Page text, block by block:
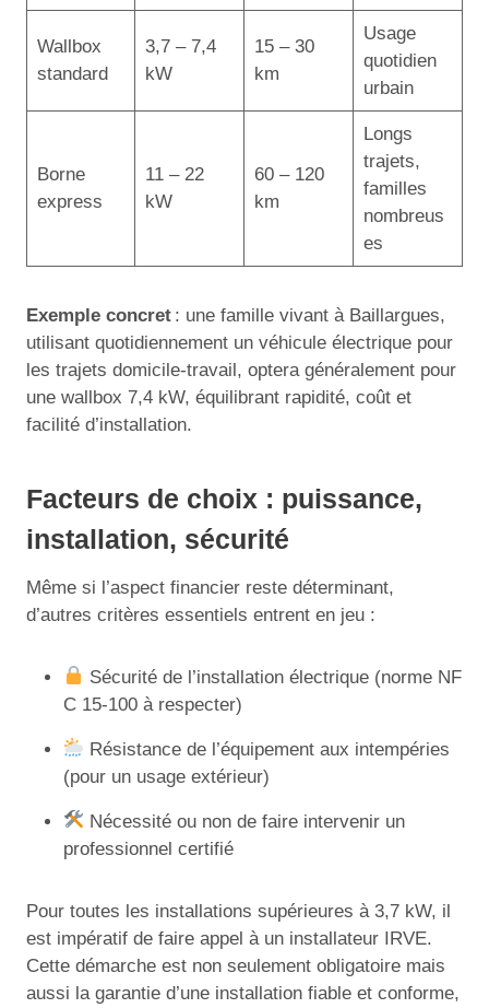
Wallbox
standard
3,7 – 7,4
kW
15 – 30
km
Usage
quotidien
urbain
Borne
express
11 – 22
kW
60 – 120
km
Longs
trajets,
familles
nombreus
es
Exemple concret : une famille vivant à Baillargues,
utilisant quotidiennement un véhicule électrique pour
les trajets domicile-travail, optera généralement pour
une wallbox 7,4 kW, équilibrant rapidité, coût et
facilité d’installation.
Facteurs de choix : puissance,
installation, sécurité
Même si l’aspect financier reste déterminant,
d’autres critères essentiels entrent en jeu :
Sécurité de l’installation électrique (norme NF
C 15-100 à respecter)
Résistance de l’équipement aux intempéries
(pour un usage extérieur)
Nécessité ou non de faire intervenir un
professionnel certifié
Pour toutes les installations supérieures à 3,7 kW, il
est impératif de faire appel à un installateur IRVE.
Cette démarche est non seulement obligatoire mais
aussi la garantie d’une installation fiable et conforme,